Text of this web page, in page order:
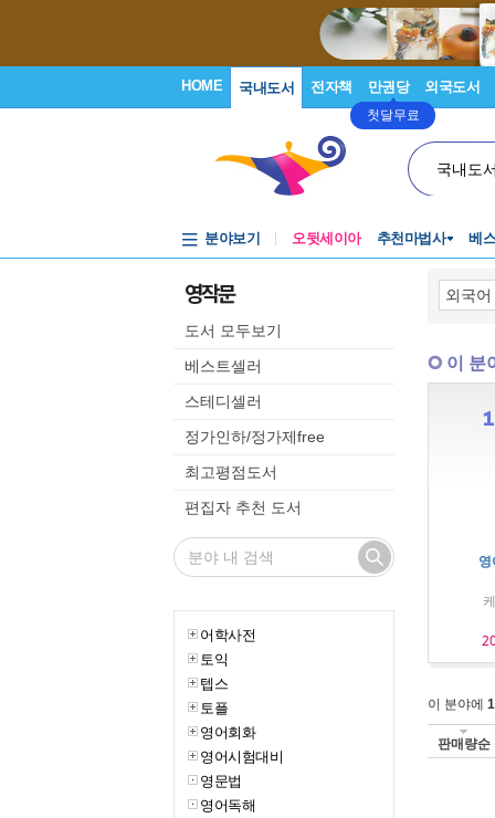
HOME 국내도서 전자책 만권당
첫달무료
외국도서
국내도
분야보기 오뒷세이아 추천마법사 베
영작문
도서 모두보기
베스트셀러
스테디셀러
정가인하/정가제free
최고평점도서
편집자 추천 도서
어학사전
토익
텝스
토플
영어회화
영어시험대비
영문법
영어독해
이 분
이 분야에
판매량순